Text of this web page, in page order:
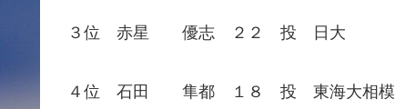
３位 赤星 優志 ２２ 投 日大
４位 石田 隼都 １８ 投 東海大相模